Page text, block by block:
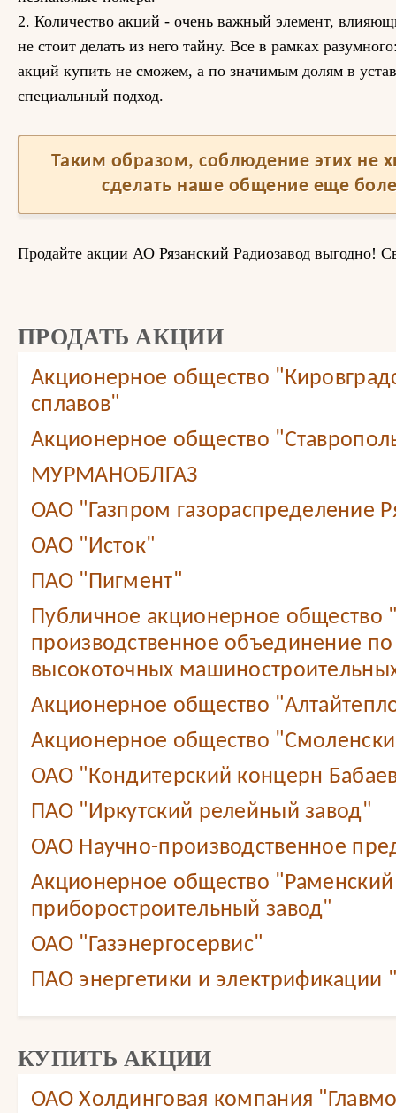
2. Количество акций - очень важный элемент,
не стоит делать из него тайну. Все в рамках
акций купить не сможем, а по значимым долям в
специальный подход.
Таким образом, соблюдение этих не
сделать наше общение еще
Продайте акции АО Рязанский Радиозавод выгодно!
ПРОДАТЬ АКЦИИ
Акционерное общество
сплавов"
Акционерное общество
МУРМАНОБЛГАЗ
ОАО "Газпром газораспределение
ОАО "Исток"
ПАО "Пигмент"
Публичное акционерное общество
производственное объединение
высокоточных
Акционерное общество
Акционерное общество
ОАО "Кондитерский концерн
ПАО "Иркутский релейный завод"
ОАО Научно-производственное
Акционерное общество "Раменский
приборостроительный завод"
ОАО "Газэнергосервис"
ПАО энергетики и электрификации
КУПИТЬ АКЦИИ
ОАО Холдинговая компания